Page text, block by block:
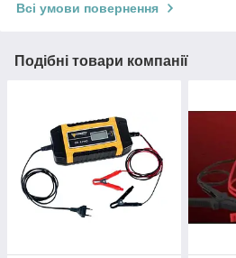
Всі умови повернення
Подібні товари компанії